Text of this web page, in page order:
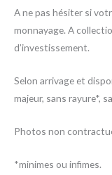
A ne pas hésiter si
monnayage. A
d’investissement.
Selon arrivage et
majeur, sans rayure*,
Photos non
*minimes ou infimes.